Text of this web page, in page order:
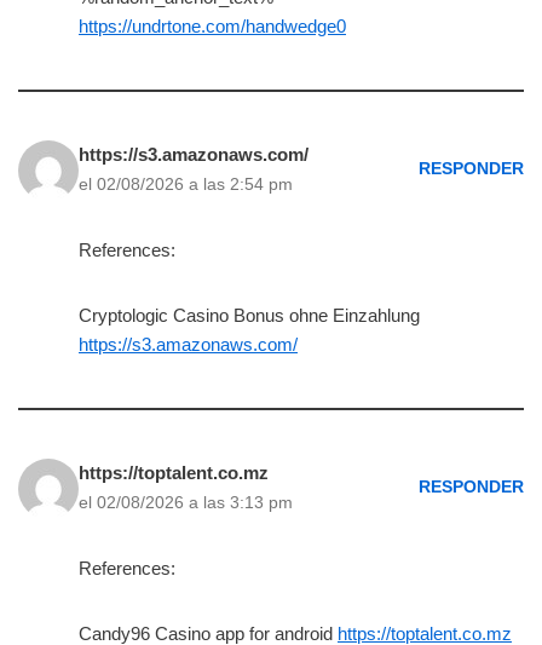
https://undrtone.com/handwedge0
https://s3.amazonaws.com/
el 02/08/2026 a las 2:54 pm
RESPONDER
References:
Cryptologic Casino Bonus ohne Einzahlung
https://s3.amazonaws.com/
https://toptalent.co.mz
el 02/08/2026 a las 3:13 pm
RESPONDER
References:
Candy96 Casino app for android https://toptalent.co.mz